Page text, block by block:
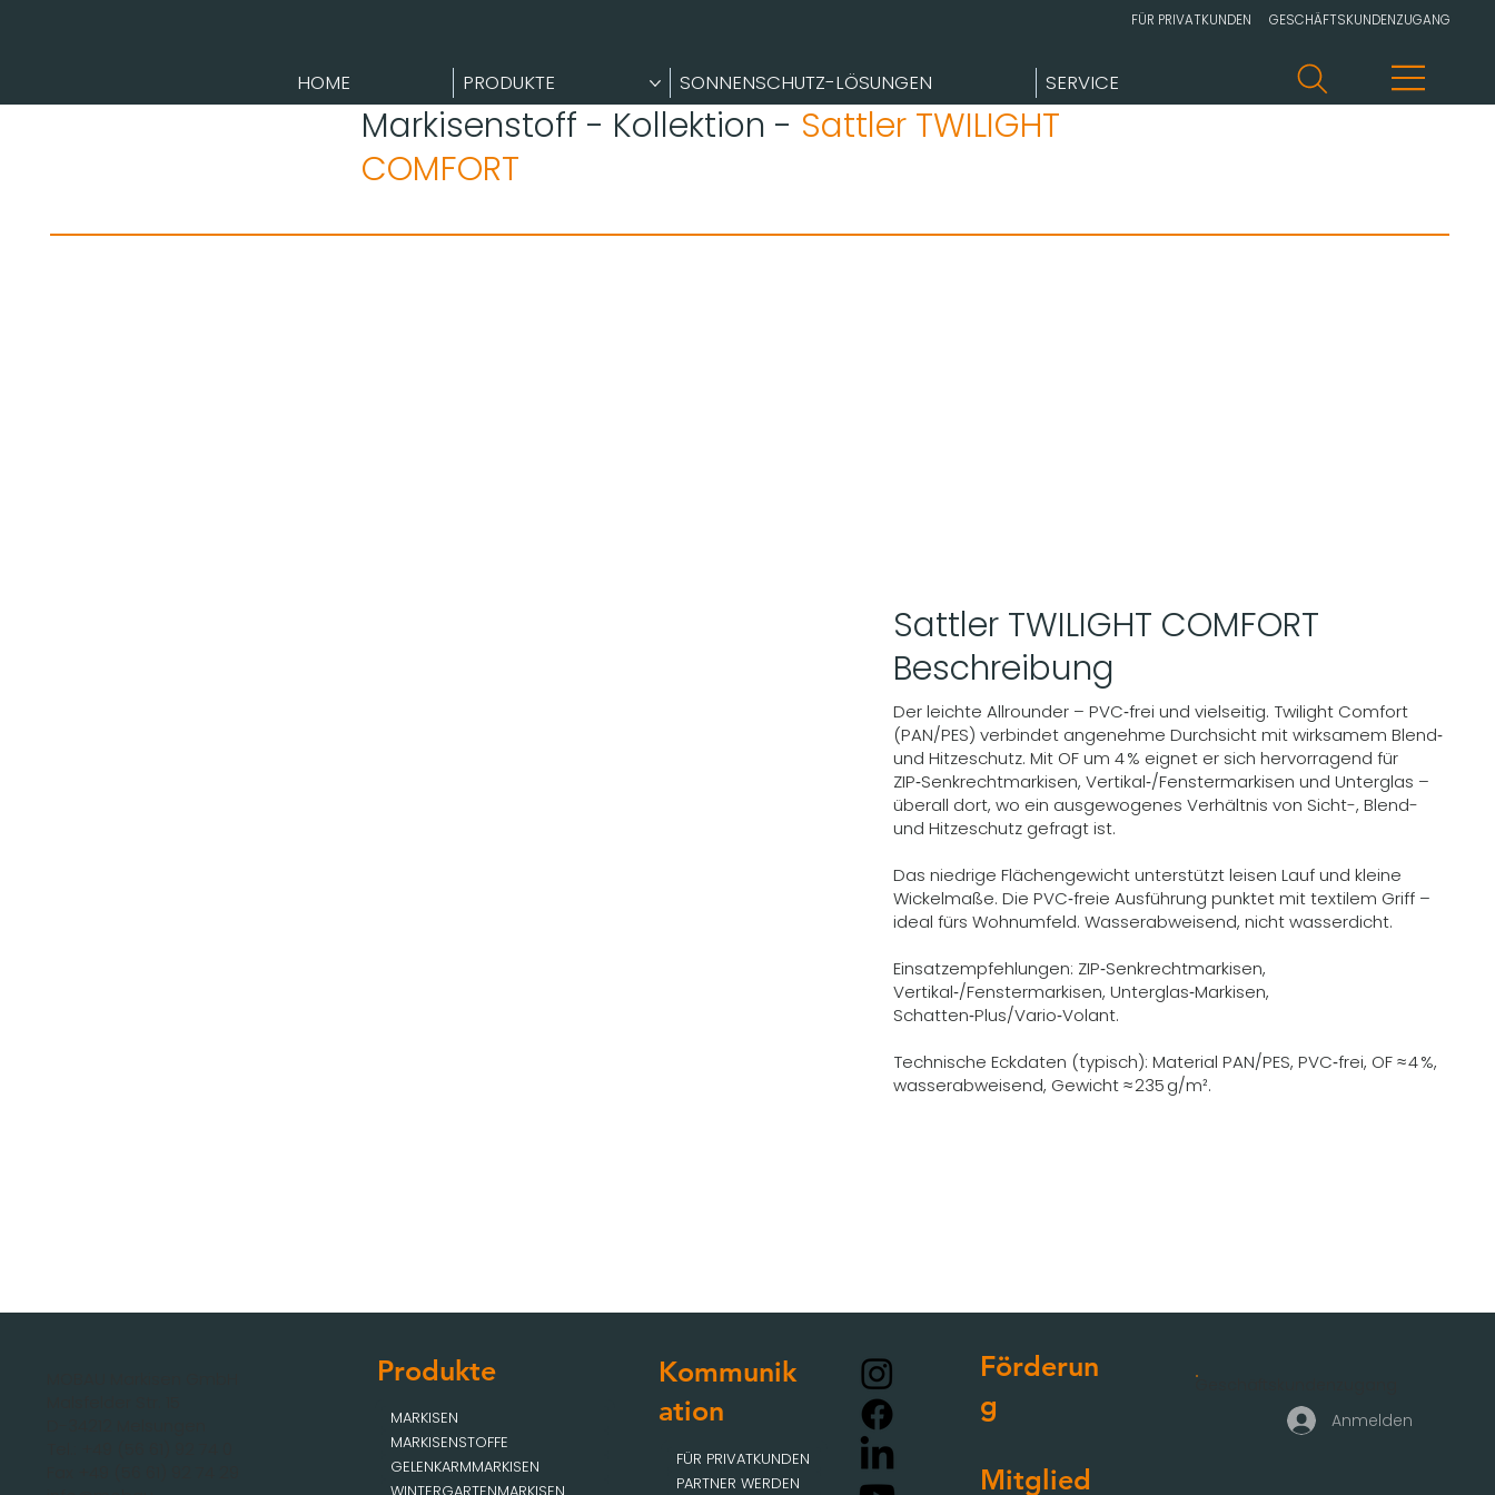
HOME PRODUKTE SONNENSCHUTZ-LÖSUNGEN SERVICE
FÜR PRIVATKUNDEN GESCHÄFTSKUNDENZUGANG
Markisenstoff - Kollektion - Sattler TWILIGHT
COMFORT
Sattler TWILIGHT COMFORT
Beschreibung
Der leichte Allrounder – PVC‑frei und vielseitig. Twilight Comfort
(PAN/PES) verbindet angenehme Durchsicht mit wirksamem Blend‑
und Hitzeschutz. Mit OF um 4 % eignet er sich hervorragend für
ZIP‑Senkrechtmarkisen, Vertikal‑/Fenstermarkisen und Unterglas –
überall dort, wo ein ausgewogenes Verhältnis von Sicht-, Blend-
und Hitzeschutz gefragt ist.
Das niedrige Flächengewicht unterstützt leisen Lauf und kleine
Wickelmaße. Die PVC‑freie Ausführung punktet mit textilem Griff –
ideal fürs Wohnumfeld. Wasserabweisend, nicht wasserdicht.
Einsatzempfehlungen: ZIP‑Senkrechtmarkisen,
Vertikal‑/Fenstermarkisen, Unterglas‑Markisen,
Schatten‑Plus/Vario‑Volant.
Technische Eckdaten (typisch): Material PAN/PES, PVC‑frei, OF ≈ 4 %,
wasserabweisend, Gewicht ≈ 235 g/m².
Produkte
MARKISEN
MARKISENSTOFFE
GELENKARMMARKISEN
Kommunik
ation
FÜR PRIVATKUNDEN
PARTNER WERDEN
Förderun
g
Mitglied
Anmelden